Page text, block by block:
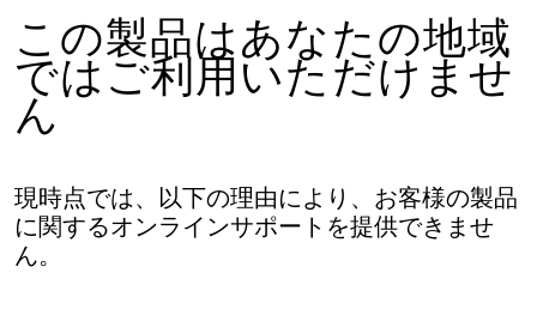
この製品はあなたの地域
ではご利用いただけませ
ん
現時点では、以下の理由により、お客様の製品
に関するオンラインサポートを提供できませ
ん。